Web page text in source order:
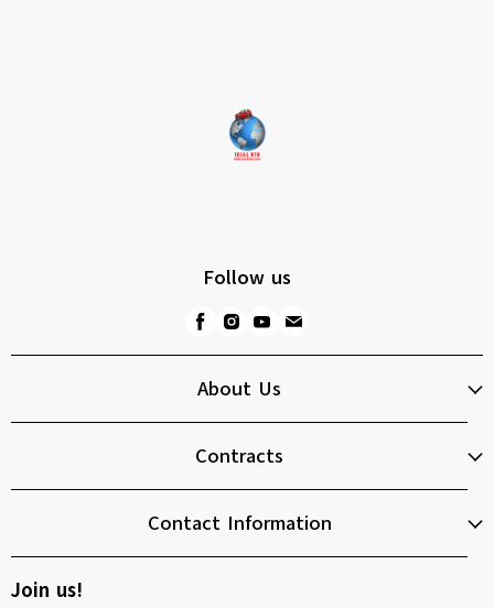
Follow us
About Us
Contracts
Contact Information
Join us!